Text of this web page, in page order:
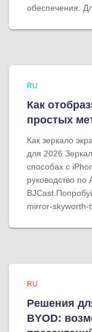
обеспечения.
RU
Как
простых
Как зеркало
для 2026
способах с
руководство
mirror-skyworth-
RU
Решения
BYOD: